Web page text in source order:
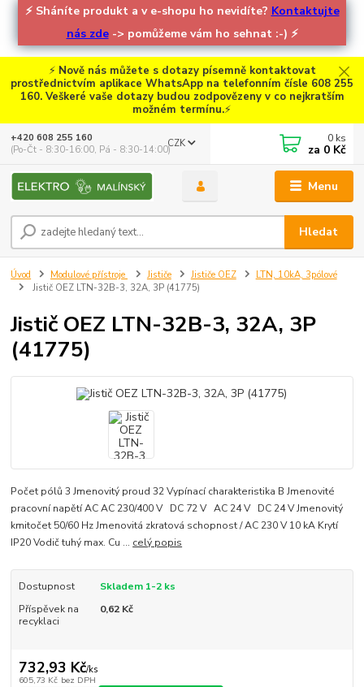
⚡ Sháníte produkt a v e-shopu ho nevidíte? Kontaktujte
nás zde-> pomůžeme vám ho sehnat :-) ⚡
⚡ Nově nás můžete s dotazy písemně kontaktovat
prostřednictvím aplikace WhatsApp na telefonním čísle 608 255
160. Veškeré vaše dotazy budou zodpovězeny v co nejkratším
možném termínu.⚡
Menu
CZK
Hledat
+420 608 255 160
(Po-Čt - 8:30-16:00, Pá - 8:30-14:00)
0 ks
za 0 Kč
Úvod Modulové přístroje Jističe Jističe OEZ
LTN, 10kA, 3pólové
Jistič OEZ LTN-32B-3, 32A, 3P (41775)
Jistič OEZ LTN-32B-3, 32A, 3P
(41775)
Počet pólů 3 Jmenovitý proud 32 Vypínací charakteristika B Jmenovité
pracovní napětí AC AC 230/400 V DC 72 V AC 24 V DC 24 V Jmenovitý
kmitočet 50/60 Hz Jmenovitá zkratová schopnost / AC 230 V 10 kA Krytí
IP20 Vodič tuhý max. Cu ... celý popis
Dostupnost
Skladem 1-2 ks
Příspěvek na
recyklaci
0,62 Kč
732,93 Kč/ks
605,73 Kč bez DPH